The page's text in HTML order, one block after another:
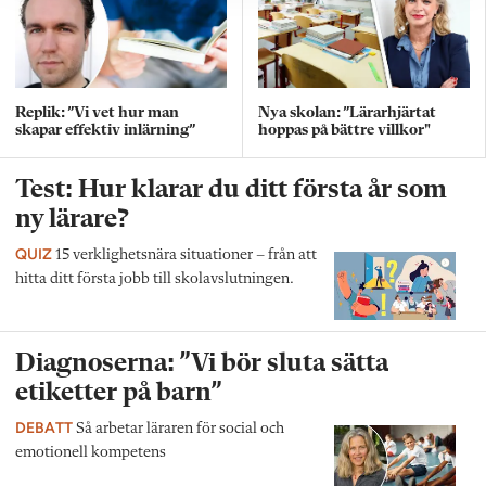
Replik: ”Vi vet hur man
skapar effektiv inlärning”
Nya skolan: ”Lärarhjärtat
hoppas på bättre villkor"
Test: Hur klarar du ditt första år som
ny lärare?
QUIZ 15 verklighetsnära situationer – från att
hitta ditt första jobb till skolavslutningen.
Diagnoserna: ”Vi bör sluta sätta
etiketter på barn”
DEBATT Så arbetar läraren för social och
emotionell kompetens